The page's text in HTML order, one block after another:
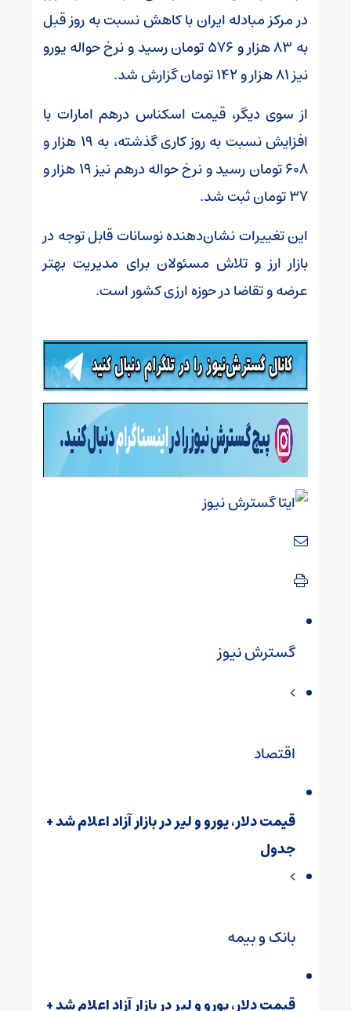
در مرکز مبادله ایران با کاهش نسبت به روز قبل
به ۸۳ هزار و ۵۷۶ تومان رسید و نرخ حواله یورو
نیز ۸۱ هزار و ۱۴۲ تومان گزارش شد.
از سوی دیگر، قیمت اسکناس درهم امارات با
افزایش نسبت به روز کاری گذشته، به ۱۹ هزار و
۶۰۸ تومان رسید و نرخ حواله درهم نیز ۱۹ هزار و
۳۷ تومان ثبت شد.
این تغییرات نشان‌دهنده نوسانات قابل توجه در
بازار ارز و تلاش مسئولان برای مدیریت بهتر
عرضه و تقاضا در حوزه ارزی کشور است.
گسترش نیوز
اقتصاد
قیمت دلار، یورو و لیر در بازار آزاد اعلام شد +
جدول
بانک و بیمه
قیمت دلار، یورو و لیر در بازار آزاد اعلام شد +